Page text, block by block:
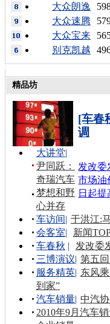
大众朗逸
大众速腾
大众宝来
别克凯越
精品坊
[车春
调
发改委
市场油
日起
大讲堂|
尹同跃：
奇瑞汽车
梦想和野
心并存
车访间| 于洪江:
会客室|
新闻
车春秋 |
发改委
三博演议| 第五
服务精英| 东风
到家”
汽车销量| 中汽
2010年9月汽车